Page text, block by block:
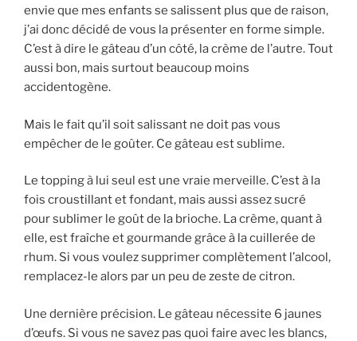
envie que mes enfants se salissent plus que de raison,
j’ai donc décidé de vous la présenter en forme simple.
C’est à dire le gâteau d’un côté, la crème de l’autre. Tout
aussi bon, mais surtout beaucoup moins
accidentogène.
Mais le fait qu’il soit salissant ne doit pas vous
empêcher de le goûter. Ce gâteau est sublime.
Le topping à lui seul est une vraie merveille. C’est à la
fois croustillant et fondant, mais aussi assez sucré
pour sublimer le goût de la brioche. La crème, quant à
elle, est fraîche et gourmande grâce à la cuillerée de
rhum. Si vous voulez supprimer complètement l’alcool,
remplacez-le alors par un peu de zeste de citron.
Une dernière précision. Le gâteau nécessite 6 jaunes
d’œufs. Si vous ne savez pas quoi faire avec les blancs,